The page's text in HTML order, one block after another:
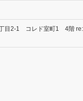
丁目2-1 コレド室町1 4階 re: